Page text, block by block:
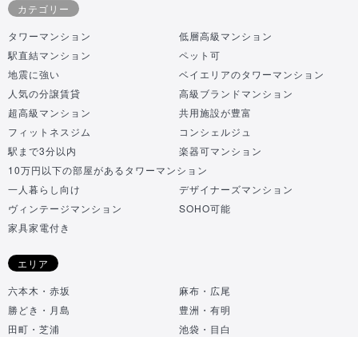
カテゴリー
タワーマンション
低層高級マンション
駅直結マンション
ペット可
地震に強い
ベイエリアのタワーマンション
人気の分譲賃貸
高級ブランドマンション
超高級マンション
共用施設が豊富
フィットネスジム
コンシェルジュ
駅まで3分以内
楽器可マンション
10万円以下の部屋があるタワーマンション
一人暮らし向け
デザイナーズマンション
ヴィンテージマンション
SOHO可能
家具家電付き
エリア
六本木・赤坂
麻布・広尾
勝どき・月島
豊洲・有明
田町・芝浦
池袋・目白